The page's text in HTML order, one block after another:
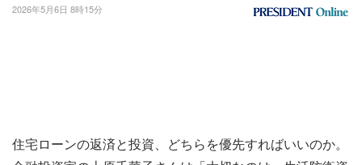
2026年5月6日 8時15分
住宅ローンの返済と投資、どちらを優先すればいいのか。